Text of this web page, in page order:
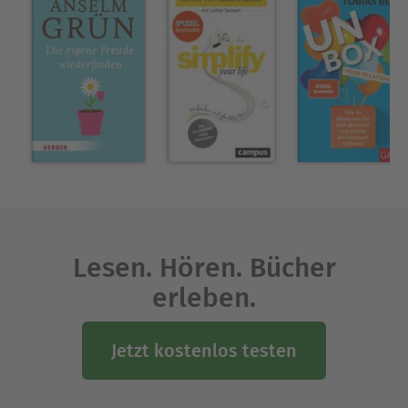
für sich einzustehen und die Lebensenergie zu
stärken. Dieses Selbstfürsorge-Programm gibt
umfassende Hilfestellungen: vom Umgang mit
dem Körper, mit Gefühlen und Gedanken über
den erholsamen Schlaf bis zur Vertiefung
zwischenmenschlicher Beziehungen und der
eigenen Spiritualität. Neben vielen Übungen,
Über Ulrike Scheuermann
medizinischem Hintergrund und begleitet seit
über 30 Jahren Menschen in eigener Praxis sowie
in Coaching, Seminaren und Ausbildungen. Im
Lesen. Hören. Bücher
erleben.
Jetzt kostenlos testen